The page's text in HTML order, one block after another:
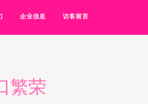
企业信息 访客留言
繁荣